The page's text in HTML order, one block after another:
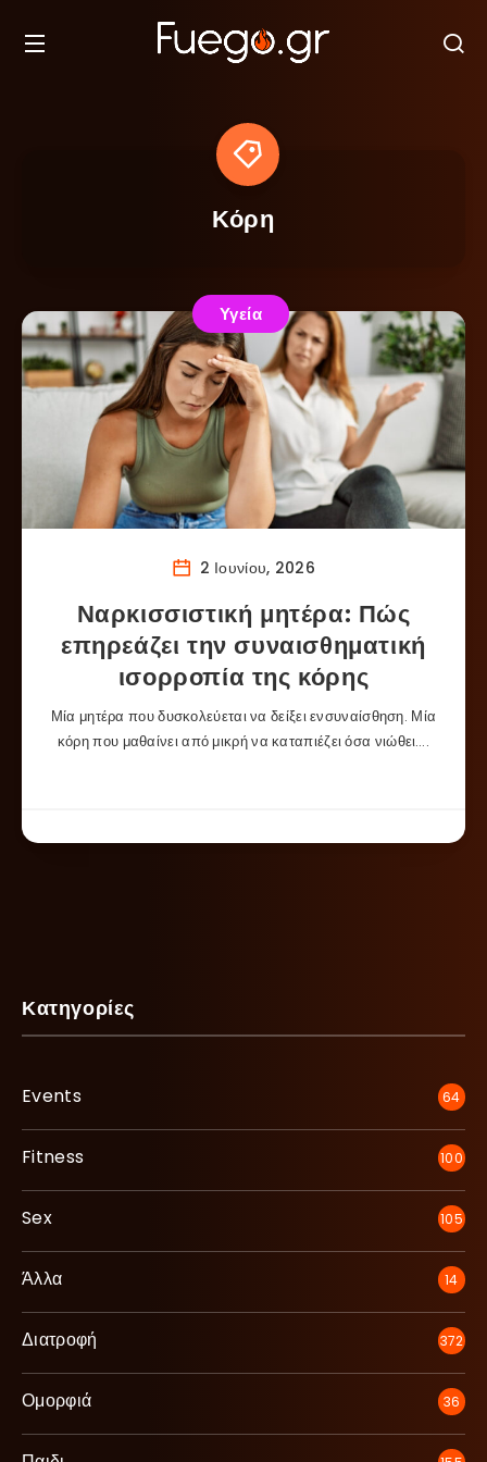
Κόρη
Υγεία
2 Ιουνίου, 2026
Ναρκισσιστική μητέρα: Πώς
επηρεάζει την συναισθηματική
ισορροπία της κόρης
Μία μητέρα που δυσκολεύεται να δείξει ενσυναίσθηση. Μία
κόρη που μαθαίνει από μικρή να καταπιέζει όσα νιώθει….
Κατηγορίες
Events 64
Fitness 100
Sex 105
Άλλα 14
Διατροφή 372
Ομορφιά 36